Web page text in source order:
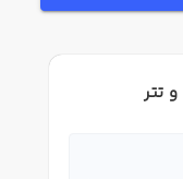
تتر